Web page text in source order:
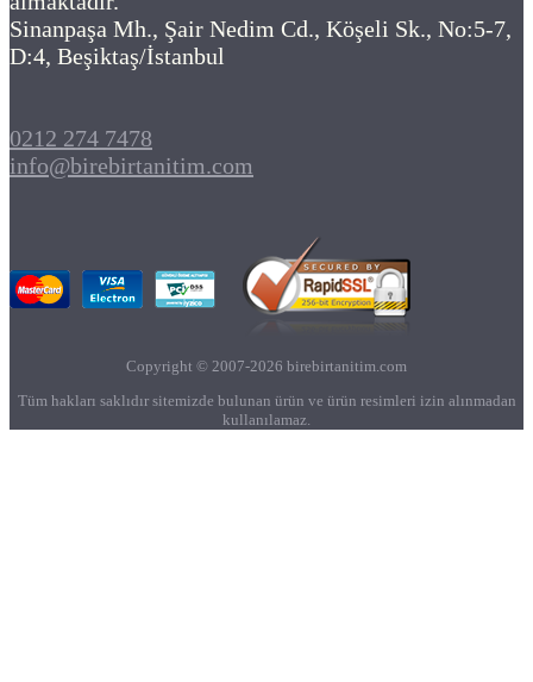
Sinanpaşa Mh., Şair Nedim Cd., Köşeli Sk., No:5-7,
D:4, Beşiktaş/İstanbul
0212 274 7478
info@birebirtanitim.com
Copyright © 2007-2026 birebirtanitim.com
Tüm hakları saklıdır sitemizde bulunan ürün ve ürün resimleri izin alınmadan
kullanılamaz.